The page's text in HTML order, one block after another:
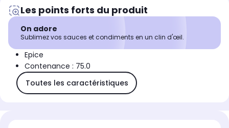
Les points forts du produit
On adore
Sublimez vos sauces et condiments en un clin d'œil.
Epice
Contenance : 75.0
Toutes les caractéristiques